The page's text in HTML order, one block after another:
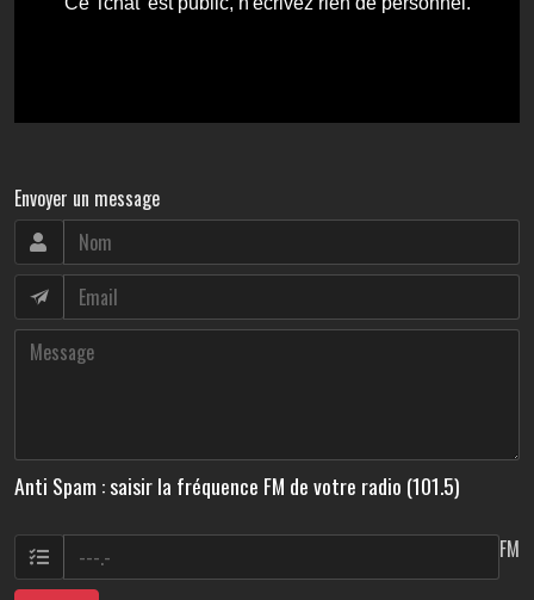
Envoyer un message
Anti Spam : saisir la fréquence FM de votre radio (101.5)
FM